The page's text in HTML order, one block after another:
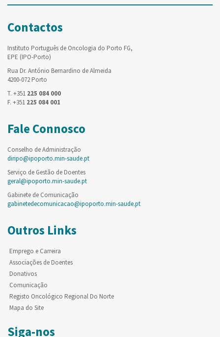
Contactos
Instituto Português de Oncologia do Porto FG,
EPE (IPO-Porto)
Rua Dr. António Bernardino de Almeida
4200-072 Porto
T. +351 225 084 000
F. +351 225 084 001
Fale Connosco
Conselho de Administração
diripo@ipoporto.min-saude.pt
Serviço de Gestão de Doentes
geral@ipoporto.min-saude.pt
Gabinete de Comunicação
gabinetedecomunicacao@ipoporto.min-saude.pt
Outros Links
Emprego e Carreira
Associações de Doentes
Donativos
Comunicação
Registo Oncológico Regional Do Norte
Mapa do Site
Siga-nos